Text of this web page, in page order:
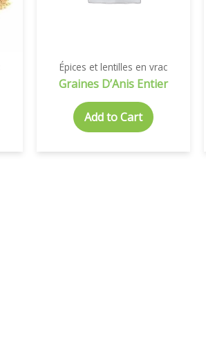
Épices et lentilles en vrac
Graines D’Anis Entier
Add to Cart